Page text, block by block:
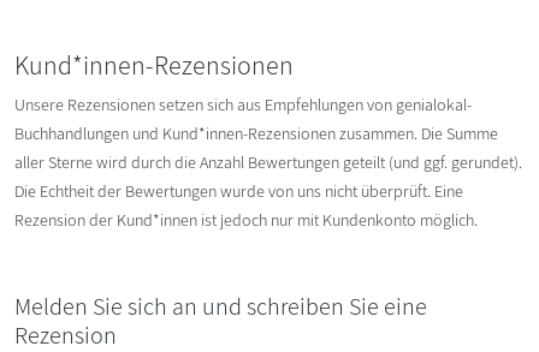
Kund*innen-Rezensionen
Unsere Rezensionen setzen sich aus Empfehlungen von genialokal-
Buchhandlungen und Kund*innen-Rezensionen zusammen. Die Summe
aller Sterne wird durch die Anzahl Bewertungen geteilt (und ggf. gerundet).
Die Echtheit der Bewertungen wurde von uns nicht überprüft. Eine
Rezension der Kund*innen ist jedoch nur mit Kundenkonto möglich.
Melden Sie sich an und schreiben Sie eine
Rezension